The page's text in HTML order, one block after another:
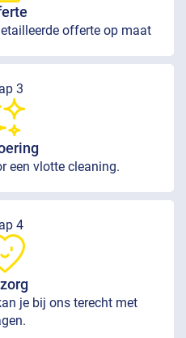
offerte op maat
3
een vlotte cleaning.
4
je bij ons terecht met